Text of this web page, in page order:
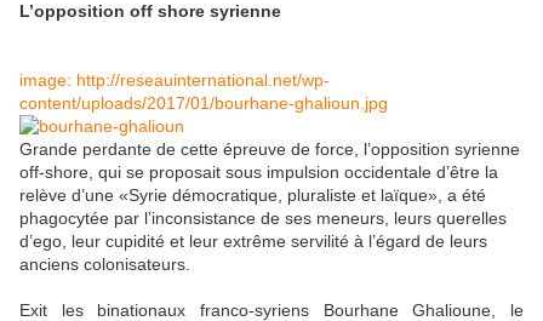
L’opposition off shore syrienne
image: http://reseauinternational.net/wp-
content/uploads/2017/01/bourhane-ghalioun.jpg
Grande perdante de cette épreuve de force, l’opposition syrienne
off-shore, qui se proposait sous impulsion occidentale d’être la
relève d’une «Syrie démocratique, pluraliste et laïque», a été
phagocytée par l’inconsistance de ses meneurs, leurs querelles
d’ego, leur cupidité et leur extrême servilité à l’égard de leurs
anciens colonisateurs.
Exit les binationaux franco-syriens Bourhane Ghalioune, le